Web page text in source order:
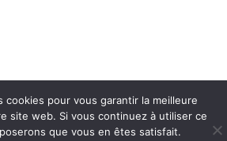
cookies pour vous garantir la meilleure
site web. Si vous continuez à utiliser ce
que vous en êtes satisfait.